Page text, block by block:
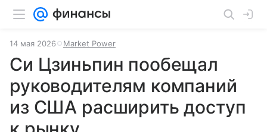
14 мая 2026 Market Power
Си Цзиньпин пообещал
руководителям компаний
из США расширить доступ